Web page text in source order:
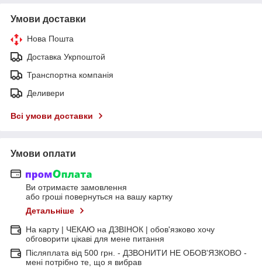
Умови доставки
Нова Пошта
Доставка Укрпоштой
Транспортна компанія
Деливери
Всі умови доставки
Умови оплати
Ви отримаєте замовлення
або гроші повернуться на вашу картку
Детальніше
На карту | ЧЕКАЮ на ДЗВІНОК | обов'язково хочу
обговорити цікаві для мене питання
Післяплата від 500 грн. - ДЗВОНИТИ НЕ ОБОВ'ЯЗКОВО -
мені потрібно те, що я вибрав